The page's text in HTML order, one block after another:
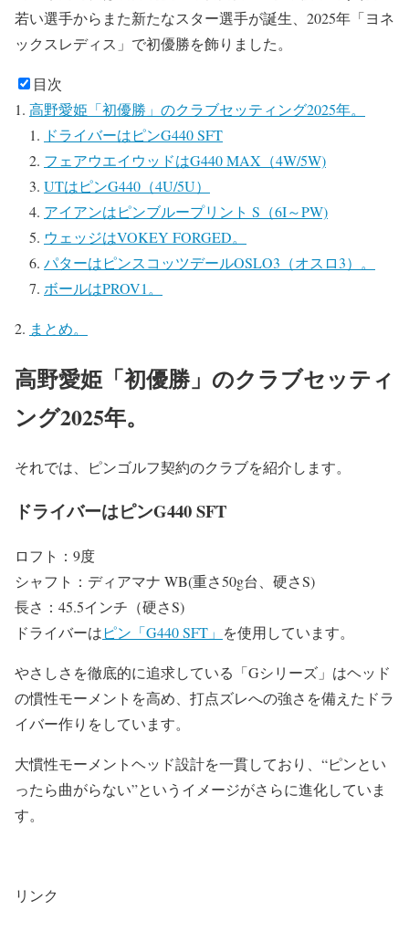
若い選手からまた新たなスター選手が誕生、2025年「ヨネ
ックスレディス」で初優勝を飾りました。
目次
高野愛姫「初優勝」のクラブセッティング2025年。
ドライバーはピンG440 SFT
フェアウエイウッドはG440 MAX（4W/5W)
UTはピンG440（4U/5U）
アイアンはピンブループリント S（6I～PW)
ウェッジはVOKEY FORGED。
パターはピンスコッツデールOSLO3（オスロ3）。
ボールはPROV1。
まとめ。
高野愛姫「初優勝」のクラブセッティ
ング2025年。
それでは、ピンゴルフ契約のクラブを紹介します。
ドライバーはピンG440 SFT
ロフト：9度
シャフト：ディアマナ WB(重さ50g台、硬さS)
長さ：45.5インチ（硬さS)
ドライバーはピン「G440 SFT」 を使用しています。
やさしさを徹底的に追求している「Gシリーズ」はヘッド
の慣性モーメントを高め、打点ズレへの強さを備えたドラ
イバー作りをしています。
大慣性モーメントヘッド設計を一貫しており、“ピンとい
ったら曲がらない”というイメージがさらに進化していま
す。
リンク